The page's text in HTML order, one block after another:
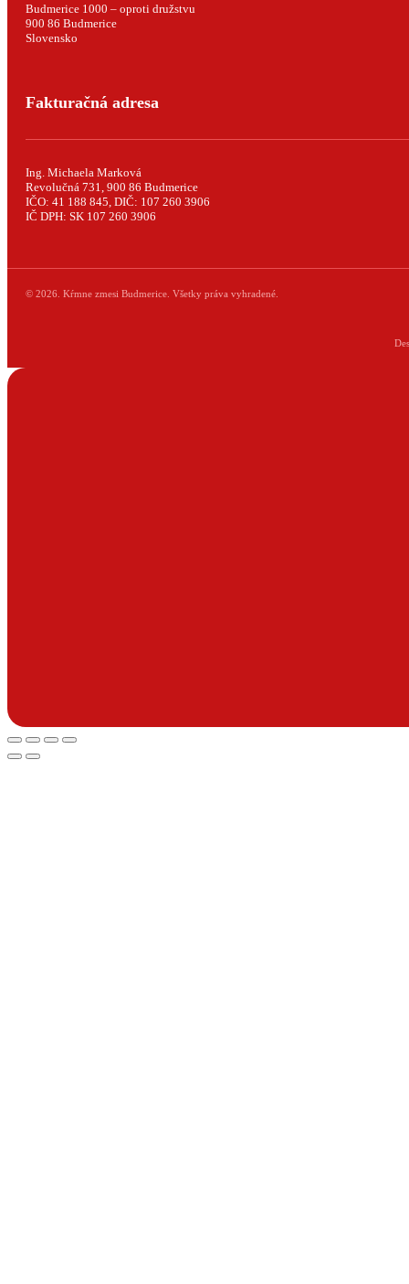
Budmerice 1000 – oproti družstvu
900 86 Budmerice
Slovensko
Fakturačná adresa
Ing. Michaela Marková
Revolučná 731, 900 86 Budmerice
IČO: 41 188 845, DIČ: 107 260 3906
IČ DPH: SK 107 260 3906
© 2026. Kŕmne zmesi Budmerice. Všetky práva vyhradené.